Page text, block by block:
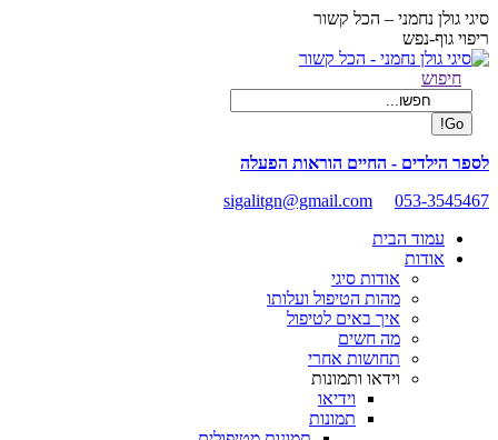
Skip
to
content
סיגי גולן נחמני – הכל קשור
ריפוי גוף-נפש
Facebook
opens
new
window
Search:
חיפוש
לספר הילדים - החיים הוראות הפעלה
sigalitgn@gmail.com
053-3545467
עמוד הבית
אודות
אודות סיגי
מהות הטיפול ועלותו
איך באים לטיפול
מה חשים
תחושות אחרי
וידאו ותמונות
וידיאו
תמונות